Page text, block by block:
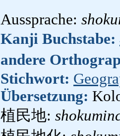
Aussprache:
Kanji Buchstabe:
andere
Stichwort:
Übersetzung:
植民地: